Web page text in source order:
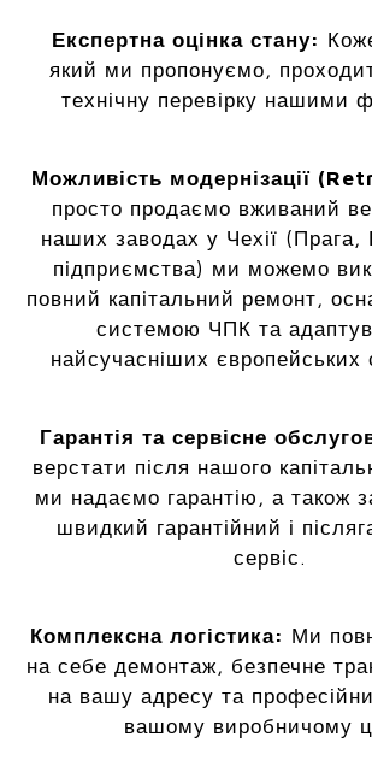
Експертна оцінка стану:
який ми пропонуємо,
технічну перевірку нашими
Можливість модернізації
просто продаємо вживаний
наших заводах у Чехії (Прага,
підприємства) ми можемо
повний капітальний ремонт,
системою ЧПК та
найсучасніших європейських
Гарантія та сервісне
верстати після нашого
ми надаємо гарантію, а також
швидкий гарантійний і
сервіс.
Комплексна логістика: Ми
на себе демонтаж, безпечне
на вашу адресу та
вашому виробничому